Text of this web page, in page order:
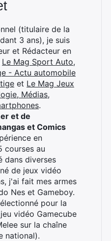
(titulaire de la
3 ans), je suis
et Rédacteur en
Le Mag Sport Auto,
- Actu automobile
et Le Mag Jeux
Médias,
.
et de
et Comics
en
courses au
dans diverses
de jeux vidéo
j'ai fait mes armes
Nes et Gameboy.
pour la
vidéo Gamecube
sur la chaîne
national).